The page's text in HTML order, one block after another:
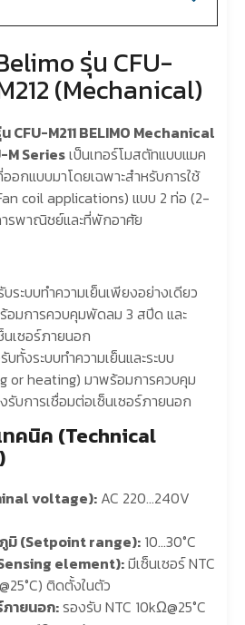
รุ่น CFU-
(Mechanical)
CFU-M211 BELIMO Mechanical
M Seriesเป็นเทอร์โมสตัทแบบแมค
อกแบบมาโดยเฉพาะสำหรับการใช้
coil applications) แบบ 2 ท่อ (2-
รพาณิชย์และที่พักอาศัย
ระบบทำความเย็นเพียงอย่างเดียว
อมการควบคุมพัดลม 3 สปีด และ
นเซอร์ภายนอก
บทั้งระบบทำความเย็นและระบบ
or heating) มาพร้อมการควบคุม
บการเชื่อมต่อเซ็นเซอร์ภายนอก
ทคนิค (Technical
voltage): AC 220…240V
มิ (Setpoint range): 10…30°C
element):มีเซ็นเซอร์ NTC
ติดตั้งในตัว
ภายนอก:รองรับ NTC 10kΩ@25°C